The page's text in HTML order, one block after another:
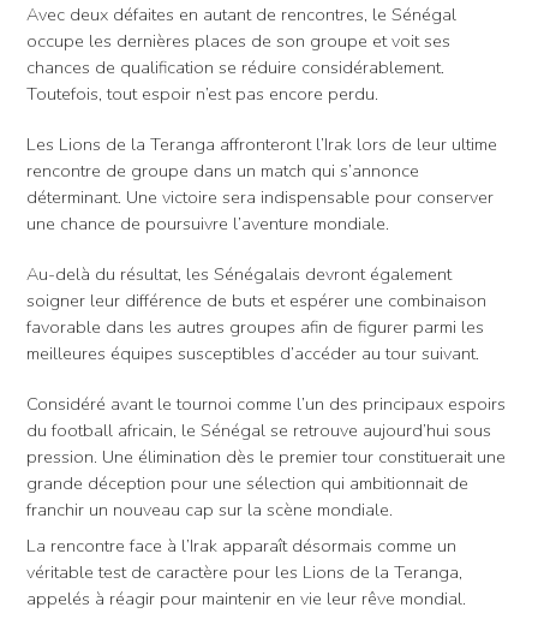
Avec deux défaites en autant de rencontres, le Sénégal
occupe les dernières places de son groupe et voit ses
chances de qualification se réduire considérablement.
Toutefois, tout espoir n’est pas encore perdu.
Les Lions de la Teranga affronteront l’Irak lors de leur ultime
rencontre de groupe dans un match qui s’annonce
déterminant. Une victoire sera indispensable pour conserver
une chance de poursuivre l’aventure mondiale.
Au-delà du résultat, les Sénégalais devront également
soigner leur différence de buts et espérer une combinaison
favorable dans les autres groupes afin de figurer parmi les
meilleures équipes susceptibles d’accéder au tour suivant.
Considéré avant le tournoi comme l’un des principaux espoirs
du football africain, le Sénégal se retrouve aujourd’hui sous
pression. Une élimination dès le premier tour constituerait une
grande déception pour une sélection qui ambitionnait de
franchir un nouveau cap sur la scène mondiale.
La rencontre face à l’Irak apparaît désormais comme un
véritable test de caractère pour les Lions de la Teranga,
appelés à réagir pour maintenir en vie leur rêve mondial.